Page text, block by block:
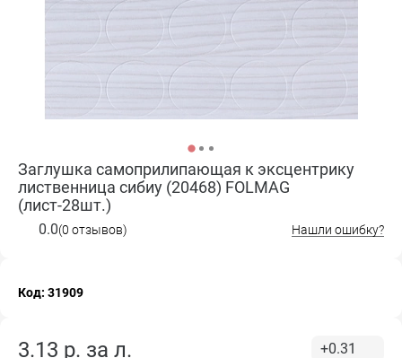
Заглушка самоприлипающая к эксцентрику
лиственница сибиу (20468) FOLMAG
(лист-28шт.)
0.0(0 отзывов) Нашли ошибку?
Код: 31909
3.13 р. за л. +0.31